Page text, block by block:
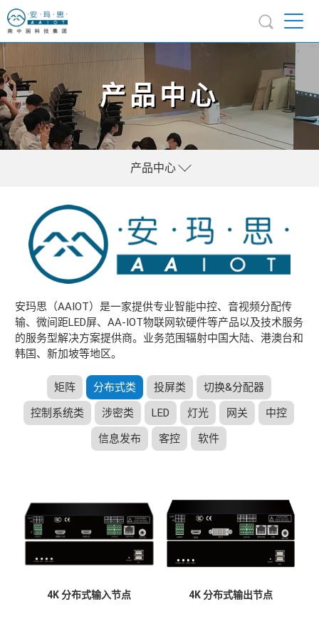
产品中心
产品中心
安玛思（AAIOT）是一家提供专业智能中控、音视频分配传
输、微间距LED屏、AA-IOT物联网软硬件等产品以及技术服务
的服务型解决方案提供商。业务范围辐射中国大陆、港澳台和
韩国、新加坡等地区。
矩阵 分布式类 投屏类
切换&分配器
控制系统类
涉密类 LED 灯光 网关
中控
信息发布
客控 软件
4K 分布式输入节点 4K 分布式输出节点